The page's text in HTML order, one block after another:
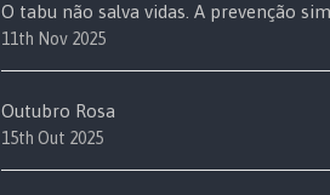
O tabu não salva vidas. A prevenção sim.
11th Nov 2025
Outubro Rosa
15th Out 2025